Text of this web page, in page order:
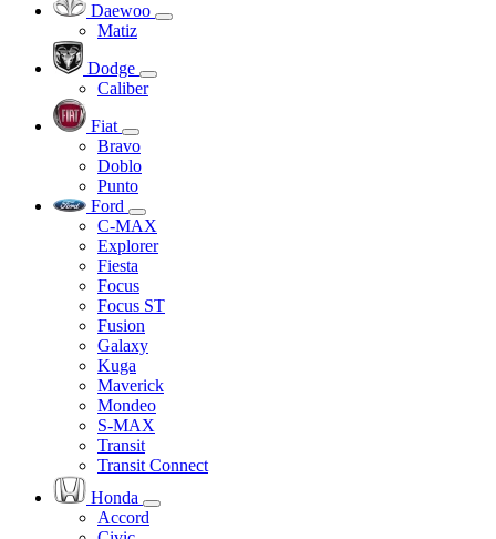
Daewoo
Matiz
Dodge
Caliber
Fiat
Bravo
Doblo
Punto
Ford
C-MAX
Explorer
Fiesta
Focus
Focus ST
Fusion
Galaxy
Kuga
Maverick
Mondeo
S-MAX
Transit
Transit Connect
Honda
Accord